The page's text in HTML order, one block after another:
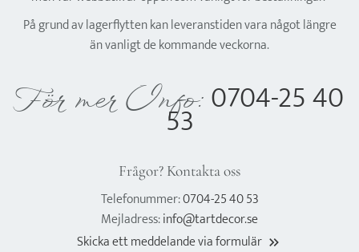
På grund av lagerflytten kan leveranstiden vara något längre
än vanligt de kommande veckorna.
För mer Info: 0704-25 40
53
Frågor? Kontakta oss
Telefonummer:0704-25 40 53
Mejladress:info@tartdecor.se
Skicka ett meddelande via formulär keyboard_double_arrow_right